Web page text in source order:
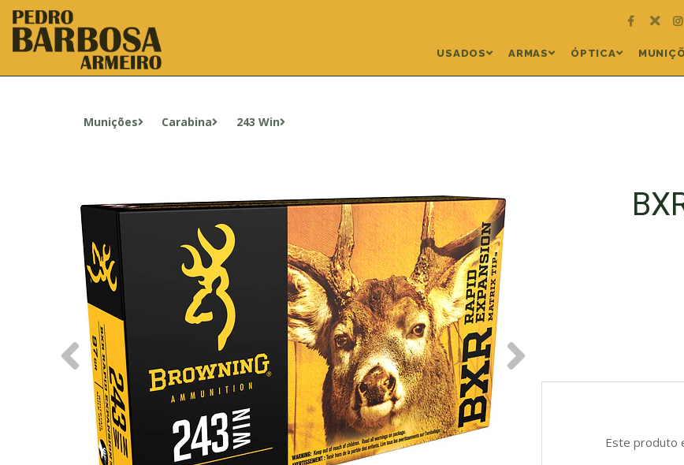
USADOS ARMAS ÓPTICA
Munições Carabina 243 Win
Este produto